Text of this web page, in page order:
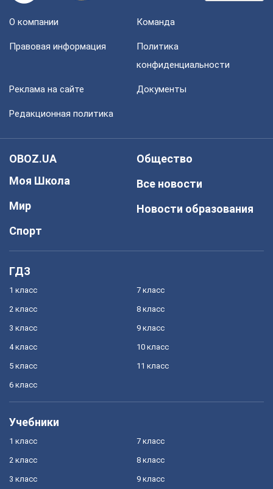
О компании Команда
Правовая информация
Политика
конфиденциальности
Реклама на сайте Документы
Редакционная политика
OBOZ.UA
Моя Школа
Мир
Спорт
Общество
Все новости
Новости образования
ГДЗ
1 класс
2 класс
3 класс
4 класс
5 класс
6 класс
7 класс
8 класс
9 класс
10 класс
11 класс
Учебники
1 класс
2 класс
3 класс
7 класс
8 класс
9 класс